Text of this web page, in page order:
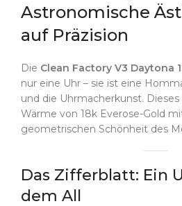
Astronomische
auf Präzision
Die Clean Factory V3 Daytona
nur eine Uhr – sie ist eine
und die Uhrmacherkunst.
Wärme von 18k Everose-Gold
geometrischen Schönheit des
Das Zifferblatt: Ein
dem All